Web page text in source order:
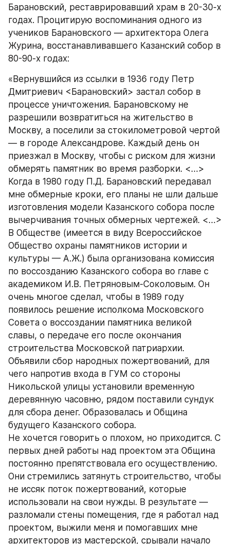
Барановский, реставрировавший храм в 20-30-х
годах. Процитирую воспоминания одного из
учеников Барановского — архитектора Олега
Журина, восстанавливавшего Казанский собор в
80-90-х годах:
«Вернувшийся из ссылки в 1936 году Петр
Дмитриевич <Барановский> застал собор в
процессе уничтожения. Барановскому не
разрешили возвратиться на жительство в
Москву, а поселили за стокилометровой чертой
— в городе Александрове. Каждый день он
приезжал в Москву, чтобы с риском для жизни
обмерять памятник во время разборки. <…>
Когда в 1980 году П.Д. Барановский передавал
мне обмерные кроки, его планы не шли дальше
изготовления модели Казанского собора после
вычерчивания точных обмерных чертежей. <…>
В Обществе (имеется в виду Всероссийское
Общество охраны памятников истории и
культуры — А.Ж.) была организована комиссия
по воссозданию Казанского собора во главе с
академиком И.В. Петряновым-Соколовым. Он
очень многое сделал, чтобы в 1989 году
появилось решение исполкома Московского
Совета о воссоздании памятника великой
славы, о передаче его после окончания
строительства Московской патриархии.
Объявили сбор народных пожертвований, для
чего напротив входа в ГУМ со стороны
Никольской улицы установили временную
деревянную часовню, рядом поставили сундук
для сбора денег. Образовалась и Община
будущего Казанского собора.
Не хочется говорить о плохом, но приходится. С
первых дней работы над проектом эта Община
постоянно препятствовала его осуществлению.
Они стремились затянуть строительство, чтобы
не иссяк поток пожертвований, которые
использовали на свои нужды. В результате —
разломали стены помещения, где я работал над
проектом, выжили меня и помогавших мне
архитекторов из мастерской, срывали начало